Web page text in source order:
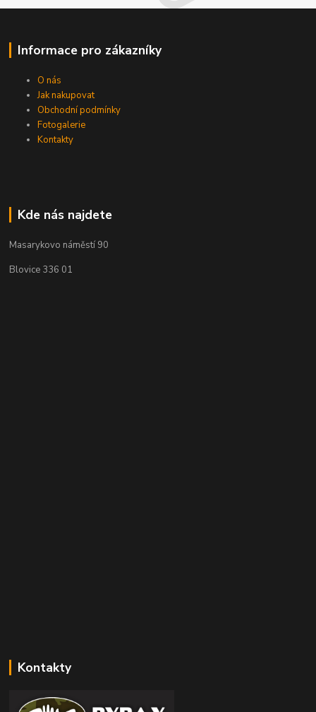
Informace pro zákazníky
O nás
Jak nakupovat
Obchodní podmínky
Fotogalerie
Kontakty
Kde nás najdete
Masarykovo náměstí 90
Blovice 336 01
Kontakty